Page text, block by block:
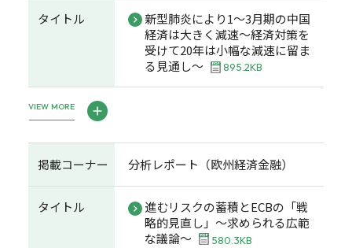
タイトル
新型肺炎により1～3月期の中国
経済は大きく減速～経済対策を
受けて20年は小幅な減速に留ま
る見通し～
895.2KB
VIEW MORE
掲載コーナー 分析レポート（欧州経済金融）
タイトル
進むリスクの蓄積とECBの「戦
略的見直し」～求められる広範
な議論～
580.3KB